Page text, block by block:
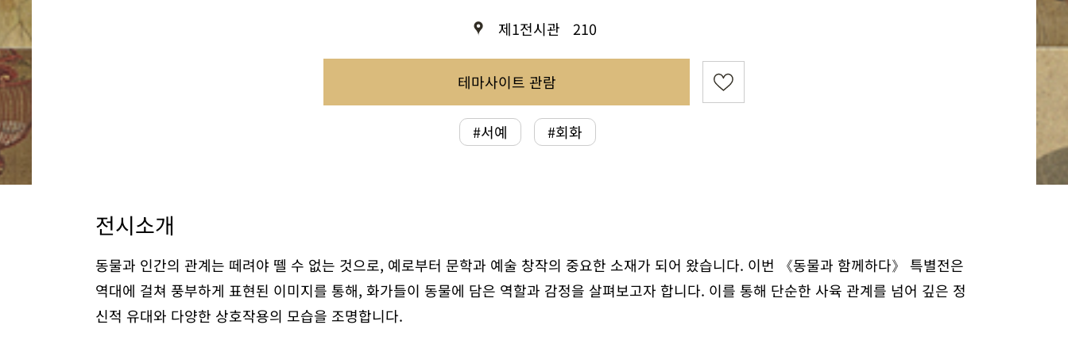
제1전시관
210
테마사이트 관람
#서예 #회화
전시소개
동물과 인간의 관계는 떼려야 뗄 수 없는 것으로, 예로부터 문학과 예술 창작의 중요한 소재가 되어 왔습니다. 이번 《동물과 함께하다》 특별전은
역대에 걸쳐 풍부하게 표현된 이미지를 통해, 화가들이 동물에 담은 역할과 감정을 살펴보고자 합니다. 이를 통해 단순한 사육 관계를 넘어 깊은 정
신적 유대와 다양한 상호작용의 모습을 조명합니다.